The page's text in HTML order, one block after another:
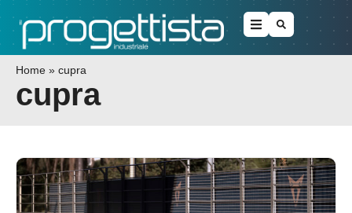
Home » cupra
cupra